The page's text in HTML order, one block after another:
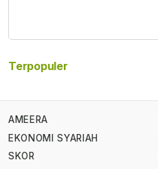
Terpopuler
AMEERA
EKONOMI SYARIAH
SKOR